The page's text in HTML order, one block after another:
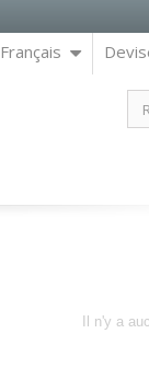
Français
Il n'y a